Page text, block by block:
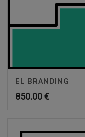
EL BRANDING
850.00€